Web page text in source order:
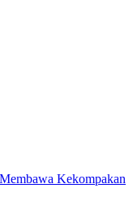
Kekompakan